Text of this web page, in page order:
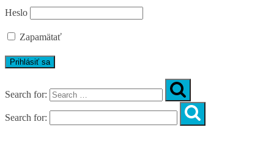
Heslo
Zapamätať
Search for:
Search for: